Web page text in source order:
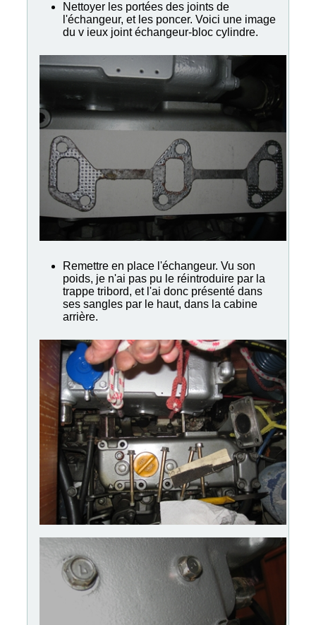
Nettoyer les portées des joints de
l'échangeur, et les poncer. Voici une image
du v ieux joint échangeur-bloc cylindre.
Remettre en place l'échangeur. Vu son
poids, je n'ai pas pu le réintroduire par la
trappe tribord, et l'ai donc présenté dans
ses sangles par le haut, dans la cabine
arrière.